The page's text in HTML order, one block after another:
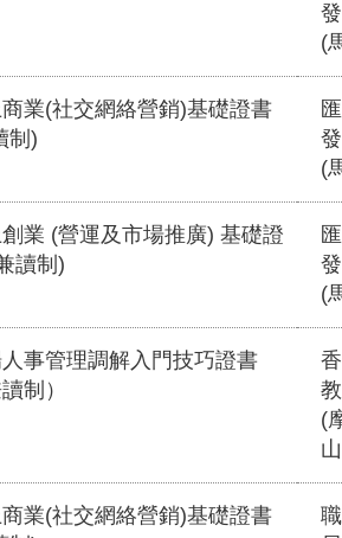
(
業(社交網絡營銷)基礎證書
制)
(
業 (營運及市場推廣) 基礎證
讀制)
(
事管理調解入門技巧證書
讀制）
(
業(社交網絡營銷)基礎證書